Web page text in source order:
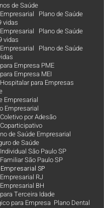
de Saúde
Plano de Saúde
vidas
Plano de Saúde
vidas
Plano de Saúde
Empresa PME
Empresa MEI
para Empresas
Empresarial
Empresarial
por Adesão
de Saúde Empresarial
de Saúde
São Paulo SP
São Paulo SP
SP
RJ
BH
Terceira Idade
para Empresa Plano Dental